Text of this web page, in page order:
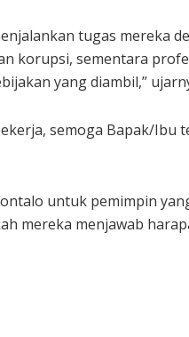
tugas mereka
korupsi, sementara
yang diambil,”
semoga Bapak/Ibu
untuk pemimpin
mereka menjawab